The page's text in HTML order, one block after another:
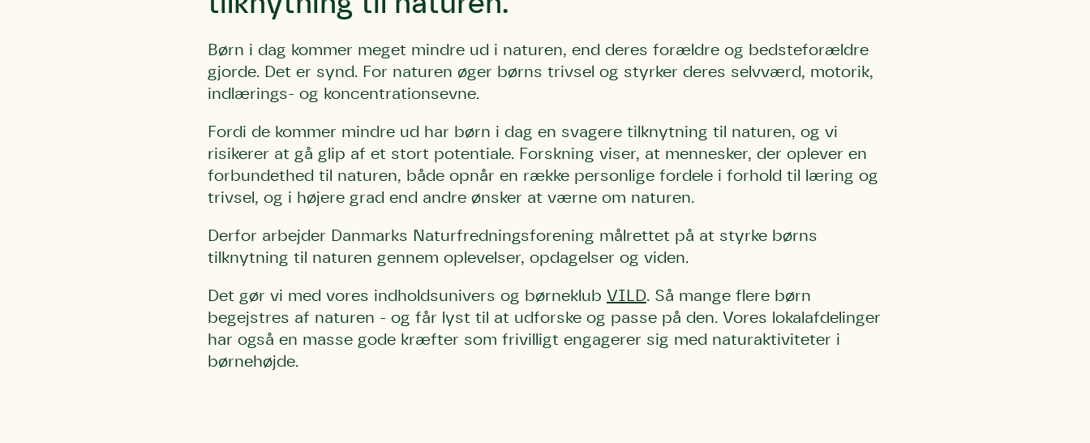
Børn i dag kommer meget mindre ud i naturen, end deres forældre og bedsteforældre
gjorde. Det er synd. For naturen øger børns trivsel og styrker deres selvværd, motorik,
indlærings- og koncentrationsevne.
Fordi de kommer mindre ud har børn i dag en svagere tilknytning til naturen, og vi
risikerer at gå glip af et stort potentiale. Forskning viser, at mennesker, der oplever en
forbundethed til naturen, både opnår en række personlige fordele i forhold til læring og
trivsel, og i højere grad end andre ønsker at værne om naturen.
Derfor arbejder Danmarks Naturfredningsforening målrettet på at styrke børns
tilknytning til naturen gennem oplevelser, opdagelser og viden.
Det gør vi med vores indholdsunivers og børneklub VILD. Så mange flere børn
begejstres af naturen - og får lyst til at udforske og passe på den. Vores lokalafdelinger
har også en masse gode kræfter som frivilligt engagerer sig med naturaktiviteter i
børnehøjde.